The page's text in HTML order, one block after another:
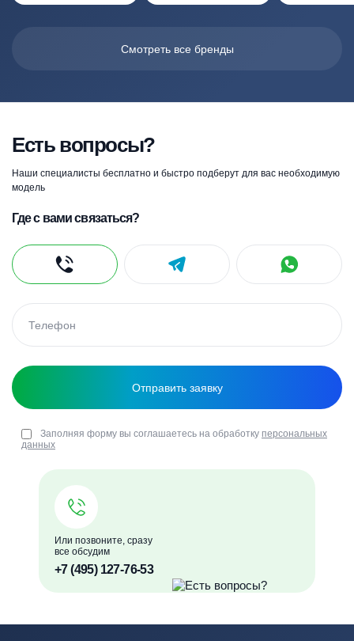
Смотреть все бренды
Есть вопросы?
Наши специалисты бесплатно и быстро подберут для вас необходимую
модель
Или позвоните, сразу
все обсудим
+7 (495) 127-76-53
Где с вами связаться?
Заполняя форму вы соглашаетесь на обработку персональных
данных